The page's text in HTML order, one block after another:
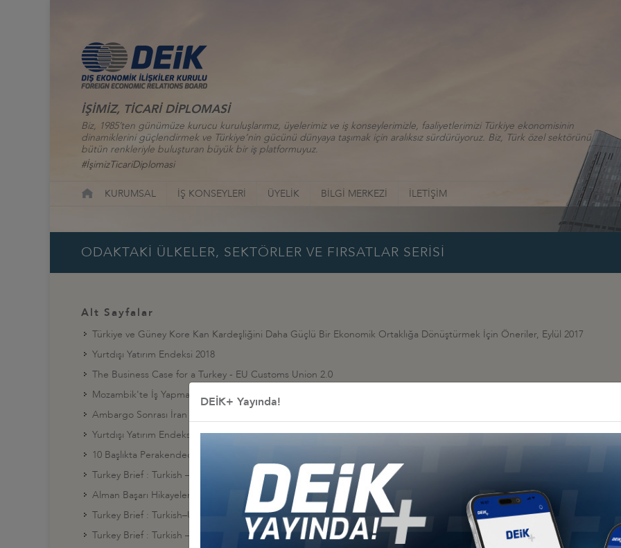
İŞİMİZ, TİCARİ DİPLOMASİ
Biz, 1985’ten günümüze kurucu kuruluşlarımız, üyelerimiz ve iş konseylerimizle, faaliyetlerimizi Türkiye ekonomisinin
dinamiklerini güçlendirmek ve Türkiye’nin gücünü dünyaya taşımak için aralıksız sürdürüyoruz. Biz, Türk özel sektörünü
bütün renkleriyle buluşturan büyük bir iş platformuyuz.
#İşimizTicariDiplomasi
KURUMSAL İŞ KONSEYLERİ ÜYELİK BİLGİ MERKEZİ İLETİŞİM
ODAKTAKİ ÜLKELER, SEKTÖRLER VE FIRSATLAR SERİSİ
Alt Sayfalar
Türkiye ve Güney Kore Kan Kardeşliğini Daha Güçlü Bir Ekonomik Ortaklığa Dönüştürmek İçin Öneriler, Eylül 2017
Yurtdışı Yatırım Endeksi 2018
The Business Case for a Turkey - EU Customs Union 2.0
Mozambik'te İş Yapma Rehberi
Ambargo Sonrası İran Ekonomik ve Ticari Etki Analizi, Haziran 2016
Yurtdışı Yatırım Endeksi 2016
10 Başlıkta Perakendecilikte Yurtdışı Açılımı-2014
Turkey Brief : Turkish – U.S. Relations 2008
Alman Başarı Hikayeleri
Turkey Brief : Turkish–U.S. Relations 2009
Turkey Brief : Turkish –U.S. Relations 2010
DEİK+ Yayında!